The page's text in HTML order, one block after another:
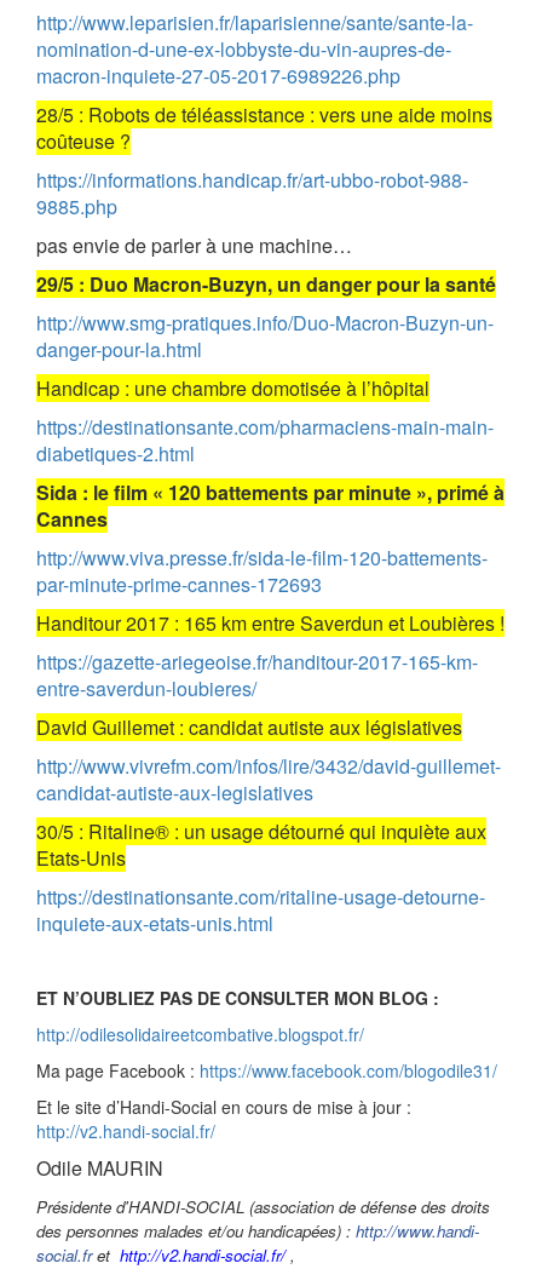
http://www.leparisien.fr/laparisienne/sante/sante-la-
nomination-d-une-ex-lobbyste-du-vin-aupres-de-
macron-inquiete-27-05-2017-6989226.php
28/5 : Robots de téléassistance : vers une aide moins
coûteuse ?
https://informations.handicap.fr/art-ubbo-robot-988-
9885.php
pas envie de parler à une machine…
29/5 : Duo Macron-Buzyn, un danger pour la santé
http://www.smg-pratiques.info/Duo-Macron-Buzyn-un-
danger-pour-la.html
Handicap : une chambre domotisée à l’hôpital
https://destinationsante.com/pharmaciens-main-main-
diabetiques-2.html
Sida : le film « 120 battements par minute », primé à
Cannes
http://www.viva.presse.fr/sida-le-film-120-battements-
par-minute-prime-cannes-172693
Handitour 2017 : 165 km entre Saverdun et Loubières !
https://gazette-ariegeoise.fr/handitour-2017-165-km-
entre-saverdun-loubieres/
David Guillemet : candidat autiste aux législatives
http://www.vivrefm.com/infos/lire/3432/david-guillemet-
candidat-autiste-aux-legislatives
30/5 : Ritaline® : un usage détourné qui inquiète aux
Etats-Unis
https://destinationsante.com/ritaline-usage-detourne-
inquiete-aux-etats-unis.html
ET N’OUBLIEZ PAS DE CONSULTER MON BLOG :
http://odilesolidaireetcombative.blogspot.fr/
Ma page Facebook : https://www.facebook.com/blogodile31/
Et le site d’Handi-Social en cours de mise à jour :
http://v2.handi-social.fr/
Odile MAURIN
Présidente d'HANDI-SOCIAL (association de défense des droits
des personnes malades et/ou handicapées) : http://www.handi-
social.fr et http://v2.handi-social.fr/,